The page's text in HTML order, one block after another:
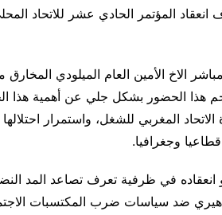
المؤتمر الحادي عشر للاتحاد
الاخ الأمين العام الميلودي المخارق
هذا الحضور بشكل جلي عن أهمية
الاتحاد المغربي للشغل، واستمرار
قطاعيا وجغرافيا.
في ظرفية تعرف تصاعد المد
ضد سياسات ضرب المكتسبات